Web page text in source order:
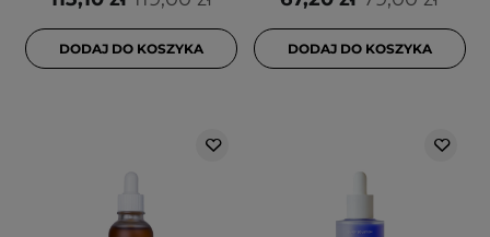
DODAJ DO KOSZYKA DODAJ DO KOSZYKA